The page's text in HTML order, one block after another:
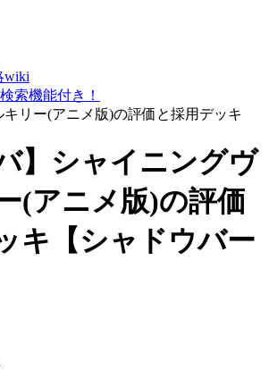
wiki
索機能付き！
リー(アニメ版)の評価と採用デッキ
】シャイニングヴ
(アニメ版)の評価
キ【シャドウバー